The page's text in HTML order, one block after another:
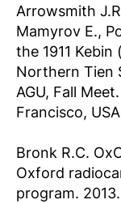
Arrowsmith
Mamyrov E.,
the 1911
Northern Tien
AGU, Fall
Francisco,
Bronk R.C.
Oxford
program.